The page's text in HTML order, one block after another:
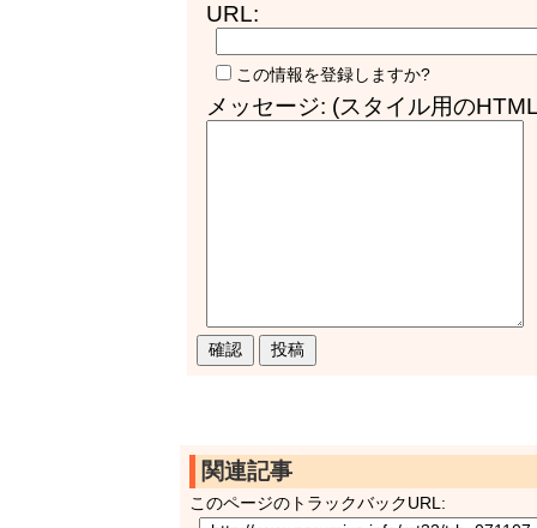
URL:
この情報を登録しますか?
メッセージ: (スタイル用の
関連記事
このページのトラックバックURL: